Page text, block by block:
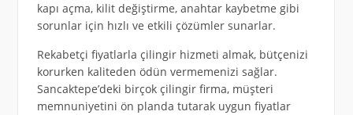
kapı açma, kilit değiştirme, anahtar kaybetme gibi
sorunlar için hızlı ve etkili çözümler sunarlar.
Rekabetçi fiyatlarla çilingir hizmeti almak, bütçenizi
korurken kaliteden ödün vermemenizi sağlar.
Sancaktepe’deki birçok çilingir firma, müşteri
memnuniyetini ön planda tutarak uygun fiyatlar